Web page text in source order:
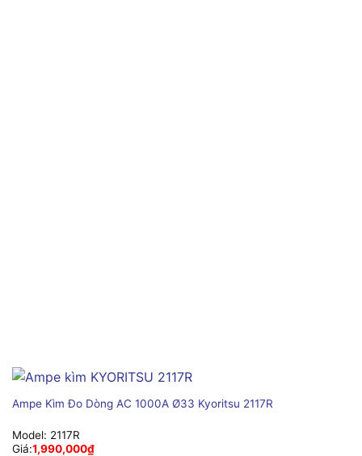
Ampe Kìm Đo Dòng AC 1000A Ø33 Kyoritsu 2117R
Model: 2117R
Giá:1,990,000₫